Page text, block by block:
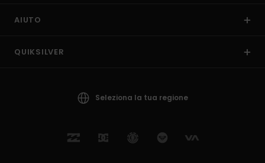
AIUTO
QUIKSILVER
Seleziona la tua regione